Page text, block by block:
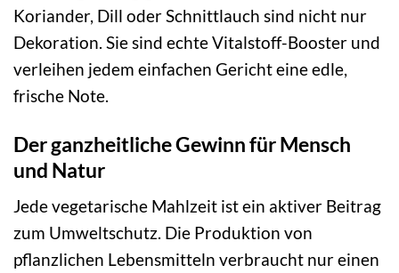
Koriander, Dill oder Schnittlauch sind nicht nur
Dekoration. Sie sind echte Vitalstoff-Booster und
verleihen jedem einfachen Gericht eine edle,
frische Note.
Der ganzheitliche Gewinn für Mensch
und Natur
Jede vegetarische Mahlzeit ist ein aktiver Beitrag
zum Umweltschutz. Die Produktion von
pflanzlichen Lebensmitteln verbraucht nur einen